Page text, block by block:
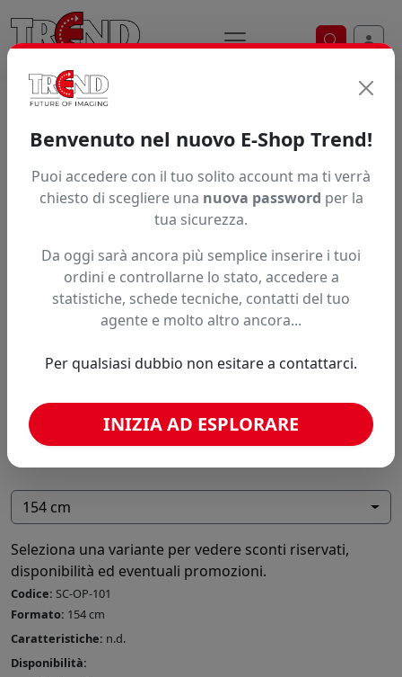
Ricerca
STRIP BATTILAMA SKYCUT
154 cm
Seleziona una variante per vedere sconti riservati,
disponibilità ed eventuali promozioni.
Codice: SC-OP-101
Formato: 154 cm
Caratteristiche: n.d.
Disponibilità:
Benvenuto nel nuovo E-Shop Trend!
Puoi accedere con il tuo solito account ma ti verrà
chiesto di scegliere una nuova password per la
tua sicurezza.
Da oggi sarà ancora più semplice inserire i tuoi
ordini e controllarne lo stato, accedere a
statistiche, schede tecniche, contatti del tuo
agente e molto altro ancora...
Per qualsiasi dubbio non esitare a contattarci.
INIZIA AD ESPLORARE